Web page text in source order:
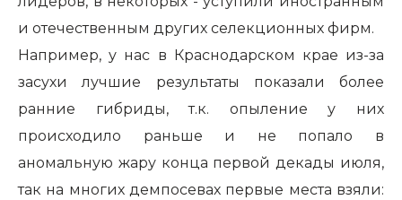
и отечественным других селекционных фирм.
Например, у нас в Краснодарском крае из-за
засухи лучшие результаты показали более
ранние гибриды, т.к. опыление у них
происходило раньше и не попало в
аномальную жару конца первой декады июля,
так на многих демпосевах первые места взяли: